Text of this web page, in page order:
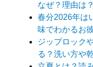
なぜ？理由は？
春分2026年は
味でわかるお
ジップロック
る？洗い方や